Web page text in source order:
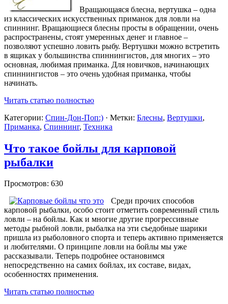
Вращающаяся блесна, вертушка – одна
из классических искусственных приманок для ловли на
спиннинг. Вращающиеся блесны просты в обращении, очень
распространены, стоят умеренных денег и главное –
позволяют успешно ловить рыбу. Вертушки можно встретить
в ящиках у большинства спиннингистов, для многих – это
основная, любимая приманка. Для новичков, начинающих
спиннингистов – это очень удобная приманка, чтобы
начинать.
Читать статью полностью
Категории: Спин-Дон-Поп:) · Метки: Блесны, Вертушки,
Приманка, Спиннинг, Техника
Что такое бойлы для карповой
рыбалки
Просмотров: 630
Среди прочих способов
карповой рыбалки, особо стоит отметить современный стиль
ловли – на бойлы. Как и многие другие прогрессивные
методы рыбной ловли, рыбалка на эти съедобные шарики
пришла из рыболовного спорта и теперь активно применяется
и любителями. О принципе ловли на бойлы мы уже
рассказывали. Теперь подробнее остановимся
непосредственно на самих бойлах, их составе, видах,
особенностях применения.
Читать статью полностью